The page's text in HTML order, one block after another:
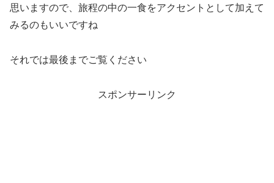
思いますので、旅程の中の一食をアクセントとして加えて
みるのもいいですね
それでは最後までご覧ください
スポンサーリンク